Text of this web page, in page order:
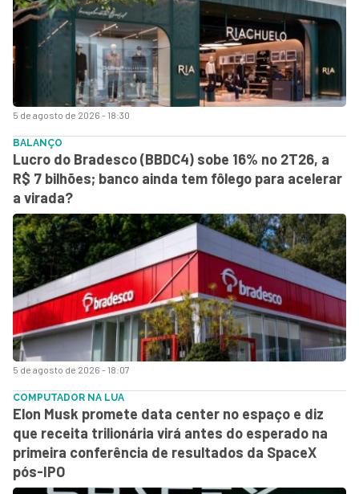
5 de agosto de 2026 - 18:30
5 de agosto de 2026 - 18:07
BALANÇO
Lucro do Bradesco (BBDC4) sobe 16% no 2T26, a
R$ 7 bilhões; banco ainda tem fôlego para acelerar
a virada?
COMPUTADOR NA LUA
Elon Musk promete data center no espaço e diz
que receita trilionária virá antes do esperado na
primeira conferência de resultados da SpaceX
pós-IPO